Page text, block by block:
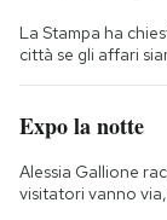
La Stampa ha
città se gli affari
Expo la notte
Alessia Gallione
visitatori vanno